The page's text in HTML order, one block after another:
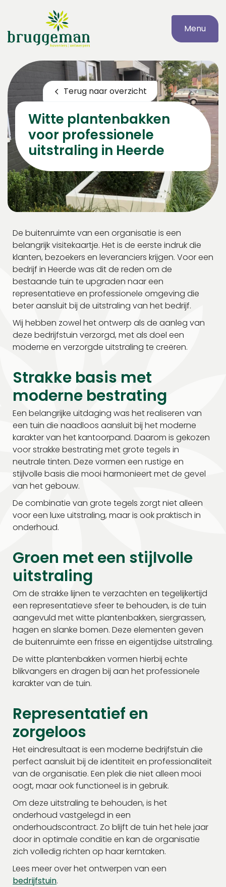
Menu
Terug naar overzicht
Witte plantenbakken
voor professionele
uitstraling in Heerde
De buitenruimte van een organisatie is een
belangrijk visitekaartje. Het is de eerste indruk die
klanten, bezoekers en leveranciers krijgen. Voor een
bedrijf in Heerde was dit de reden om de
bestaande tuin te upgraden naar een
representatieve en professionele omgeving die
beter aansluit bij de uitstraling van het bedrijf.
Wij hebben zowel het ontwerp als de aanleg van
deze bedrijfstuin verzorgd, met als doel een
moderne en verzorgde uitstraling te creëren.
Strakke basis met
moderne bestrating
Een belangrijke uitdaging was het realiseren van
een tuin die naadloos aansluit bij het moderne
karakter van het kantoorpand. Daarom is gekozen
voor strakke bestrating met grote tegels in
neutrale tinten. Deze vormen een rustige en
stijlvolle basis die mooi harmonieert met de gevel
van het gebouw.
De combinatie van grote tegels zorgt niet alleen
voor een luxe uitstraling, maar is ook praktisch in
onderhoud.
Groen met een stijlvolle
uitstraling
Om de strakke lijnen te verzachten en tegelijkertijd
een representatieve sfeer te behouden, is de tuin
aangevuld met witte plantenbakken, siergrassen,
hagen en slanke bomen. Deze elementen geven
de buitenruimte een frisse en eigentijdse uitstraling.
De witte plantenbakken vormen hierbij echte
blikvangers en dragen bij aan het professionele
karakter van de tuin.
Representatief en
zorgeloos
Het eindresultaat is een moderne bedrijfstuin die
perfect aansluit bij de identiteit en professionaliteit
van de organisatie. Een plek die niet alleen mooi
oogt, maar ook functioneel is in gebruik.
Om deze uitstraling te behouden, is het
onderhoud vastgelegd in een
onderhoudscontract. Zo blijft de tuin het hele jaar
door in optimale conditie en kan de organisatie
zich volledig richten op haar kerntaken.
Lees meer over het ontwerpen van een
bedrijfstuin.